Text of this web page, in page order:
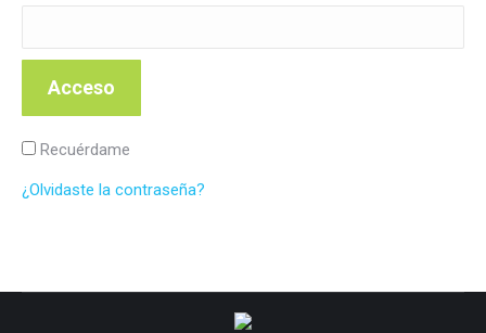
Acceso
Recuérdame
¿Olvidaste la contraseña?